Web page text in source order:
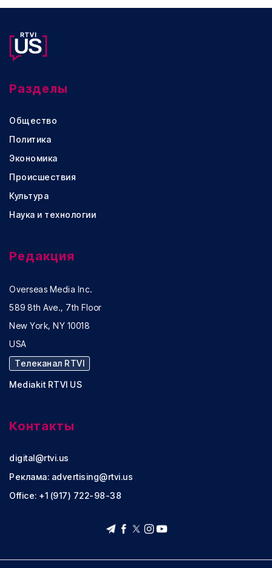
Разделы
Общество
Политика
Экономика
Происшествия
Культура
Наука и технологии
Редакция
Overseas Media Inc.
589 8th Ave., 7th Floor
New York, NY 10018
USA
Телеканал RTVI
Mediakit RTVI US
Контакты
digital@rtvi.us
Реклама: advertising@rtvi.us
Office: +1 (917) 722-98-38